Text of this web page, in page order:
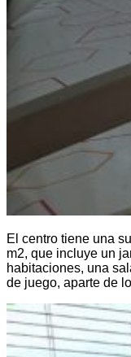
El centro tiene una
m2, que incluye un
habitaciones, una
de juego, aparte de